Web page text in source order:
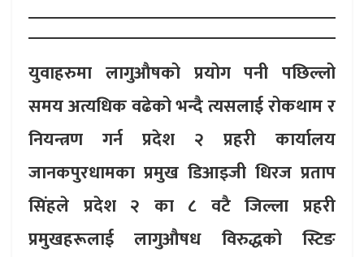
युवाहरुमा लागुऔषको प्रयोग पनी पछिल्लो
समय अत्यधिक वढेको भन्दै त्यसलाई रोकथाम र
नियन्त्रण गर्न प्रदेश २ प्रहरी कार्यालय
जानकपुरधामका प्रमुख डिआइजी धिरज प्रताप
सिंहले प्रदेश २ का ८ वटै जिल्ला प्रहरी
प्रमुखहरूलाई लागुऔषध विरुद्धको स्टिङ